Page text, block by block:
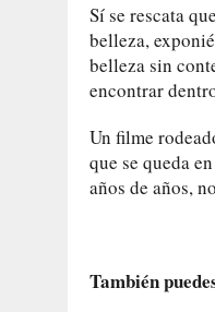
Sí se rescata
belleza,
belleza sin
encontrar
Un filme
que se queda
años de años,
También